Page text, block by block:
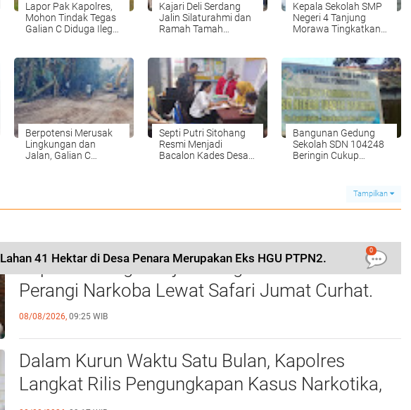
Lapor Pak Kapolres,
Mohon Tindak Tegas
Galian C Diduga Ilegal
Kajari Deli Serdang
Jalin Silaturahmi dan
Ramah Tamah
Sinergitas
Kepala Sekolah SMP
Negeri 4 Tanjung
Morawa Tingkatkan
Kebersihan Sekolah
Berpotensi Merusak
Lingkungan dan
Jalan, Galian C
Septi Putri Sitohang
Resmi Menjadi
Bacalon Kades Desa
Bangunan Gedung
Sekolah SDN 104248
Beringin Cukup
Dipertanyakan?Tampilkan
Lahan 41 Hektar di Desa Penara Merupakan Eks HGU PTPN2.
0
Kapolres Langkat Ajak Warga Perkuat Iman dan
Perangi Narkoba Lewat Safari Jumat Curhat.
08/08/2026, 09:25 WIB
Dalam Kurun Waktu Satu Bulan, Kapolres
Langkat Rilis Pengungkapan Kasus Narkotika,